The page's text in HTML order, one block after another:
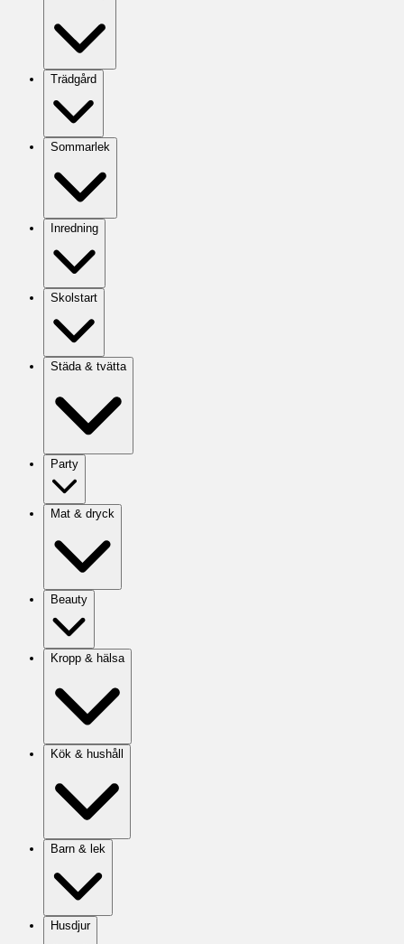
Trädgård
Sommarlek
Inredning
Skolstart
Städa & tvätta
Party
Mat & dryck
Beauty
Kropp & hälsa
Kök & hushåll
Barn & lek
Husdjur